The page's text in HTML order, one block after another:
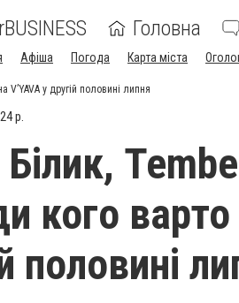
Головна
Афіша Погода Карта міста
V’YAVA у другій половині липня
р.
Білик,
кого варто
половині